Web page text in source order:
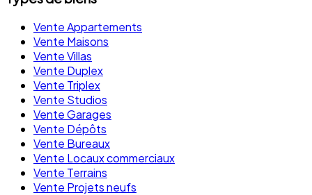
Vente Appartements
Vente Maisons
Vente Villas
Vente Duplex
Vente Triplex
Vente Studios
Vente Garages
Vente Dépôts
Vente Bureaux
Vente Locaux commerciaux
Vente Terrains
Vente Projets neufs